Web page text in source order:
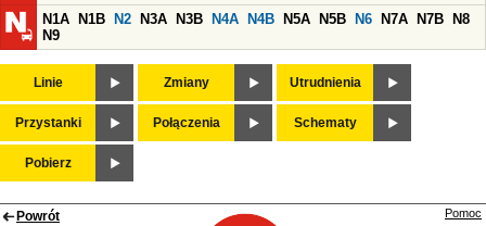
N1A
N1B N2 N3A N3B N4A N4B N5A N5B N6 N7A N7B
N8
N9
Linie Zmiany Utrudnienia
Przystanki Połączenia Schematy
Pobierz
Powrót Pomoc